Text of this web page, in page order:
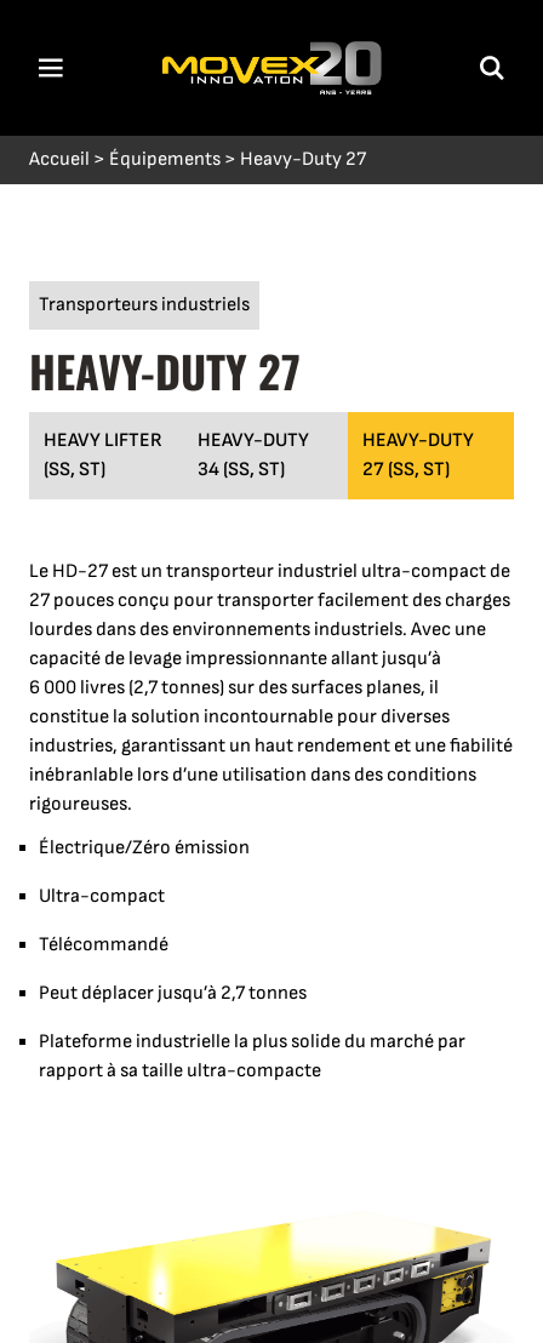
Accueil > Équipements > Heavy-Duty 27
Transporteurs industriels
HEAVY-DUTY 27
HEAVY LIFTER
(SS, ST)
HEAVY-DUTY
34 (SS, ST)
HEAVY-DUTY
27 (SS, ST)
Le HD-27 est un transporteur industriel ultra-compact de
27 pouces conçu pour transporter facilement des charges
lourdes dans des environnements industriels. Avec une
capacité de levage impressionnante allant jusqu’à
6 000 livres (2,7 tonnes) sur des surfaces planes, il
constitue la solution incontournable pour diverses
industries, garantissant un haut rendement et une fiabilité
inébranlable lors d’une utilisation dans des conditions
rigoureuses.
Électrique/Zéro émission
Ultra-compact
Télécommandé
Peut déplacer jusqu’à 2,7 tonnes
Plateforme industrielle la plus solide du marché par
rapport à sa taille ultra-compacte